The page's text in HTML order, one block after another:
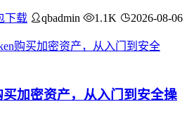
下载 qbadmin 1.1K 2026-08-06
加密资产，从入门到安全操